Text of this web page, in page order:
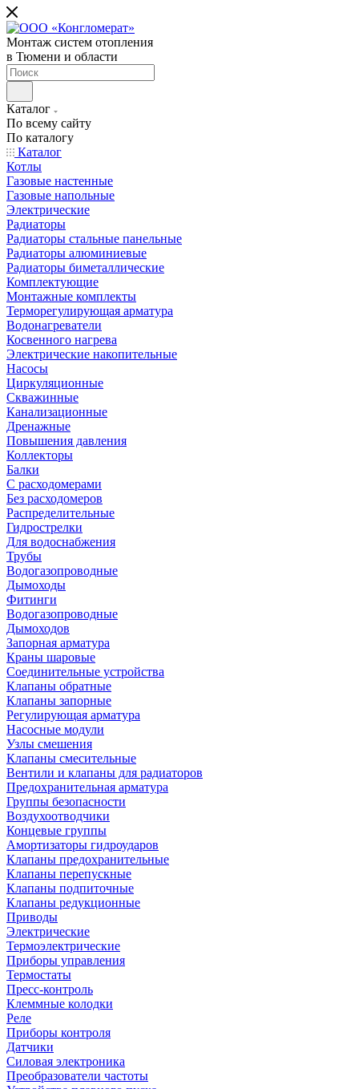
Монтаж систем отопления
в Тюмени и области
Каталог
По всему сайту
По каталогу
Каталог
Котлы
Газовые настенные
Газовые напольные
Электрические
Радиаторы
Радиаторы стальные панельные
Радиаторы алюминиевые
Радиаторы биметаллические
Комплектующие
Монтажные комплекты
Терморегулирующая арматура
Водонагреватели
Косвенного нагрева
Электрические накопительные
Насосы
Циркуляционные
Скважинные
Канализационные
Дренажные
Повышения давления
Коллекторы
Балки
С расходомерами
Без расходомеров
Распределительные
Гидрострелки
Для водоснабжения
Трубы
Водогазопроводные
Дымоходы
Фитинги
Водогазопроводные
Дымоходов
Запорная арматура
Краны шаровые
Соединительные устройства
Клапаны обратные
Клапаны запорные
Регулирующая арматура
Насосные модули
Узлы смешения
Клапаны смесительные
Вентили и клапаны для радиаторов
Предохранительная арматура
Группы безопасности
Воздухоотводчики
Концевые группы
Амортизаторы гидроударов
Клапаны предохранительные
Клапаны перепускные
Клапаны подпиточные
Клапаны редукционные
Приводы
Электрические
Термоэлектрические
Приборы управления
Термостаты
Пресс-контроль
Клеммные колодки
Реле
Приборы контроля
Датчики
Силовая электроника
Преобразователи частоты